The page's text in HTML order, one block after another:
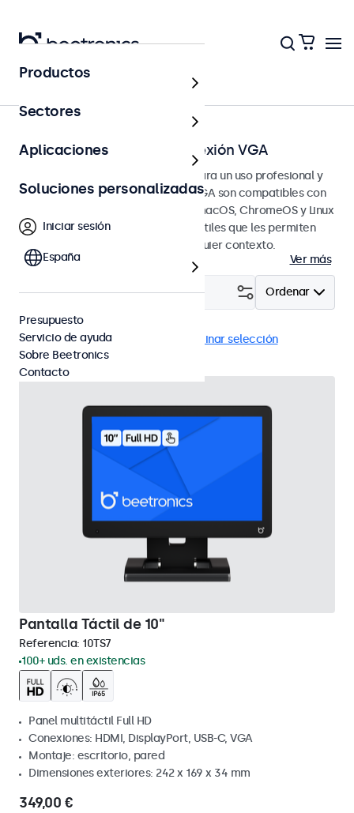
Página principal
Pantallas táctiles con conexión VGA
Pantallas táctiles VGA diseñadas para un uso profesional y
continuo. Estas pantallas táctiles VGA son compatibles con
los sistemas operativos Windows, macOS, ChromeOS y Linux
y tienen opciones de montaje versátiles que les permiten
integrarse perfectamente en cualquier contexto.
Ver más
Ordenar
Filtrar (4)
VGA Pantallas táctiles 10" Eliminar selección
Pantalla Táctil de 10"
Referencia: 10TS7
100+ uds. en existencias
Panel multitáctil Full HD
Conexiones: HDMI, DisplayPort, USB-C, VGA
Montaje: escritorio, pared
Dimensiones exteriores: 242 x 169 x 34 mm
349,00 €
Productos
Sectores
Aplicaciones
Soluciones personalizadas
Iniciar sesión
España
Presupuesto
Servicio de ayuda
Sobre Beetronics
Contacto